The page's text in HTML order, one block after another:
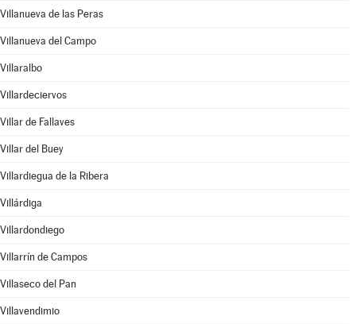
Villanueva de las Peras
Villanueva del Campo
Villaralbo
Villardeciervos
Villar de Fallaves
Villar del Buey
Villardiegua de la Ribera
Villárdiga
Villardondiego
Villarrín de Campos
Villaseco del Pan
Villavendimio